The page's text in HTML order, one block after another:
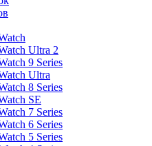
Ultra 2
9 Series
Ultra
8 Series
SE
7 Series
6 Series
5 Series